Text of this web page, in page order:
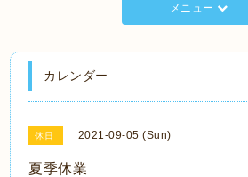
メニュー
カレンダー
休日 2021-09-05 (Sun)
夏季休業